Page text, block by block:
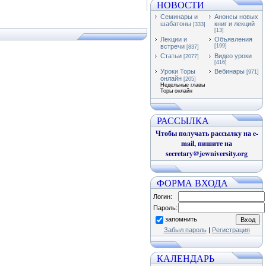
НОВОСТИ
Семинары и
шабатоны [333]
Анонсы новых
книг и лекций
[13]
Лекции и
встречи [837]
Объявления
[199]
Статьи [2077] Видео уроки
[416]
Уроки Торы
онлайн [205]
Недельные главы
Торы онлайн
Вебинары [971]
РАССЫЛКА
Чтобы получать рассылку на e-
mail, пишите на
secretary@jewniversity.org
ФОРМА ВХОДА
Логин:
Пароль:
запомнить
Забыл пароль| Регистрация
КАЛЕНДАРЬ